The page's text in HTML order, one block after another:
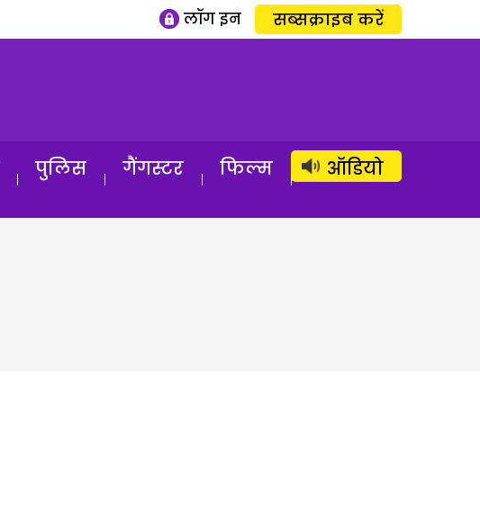
लॉग इन सब्सक्राइब करें
पुलिस गैंगस्टर फिल्म ऑडियो